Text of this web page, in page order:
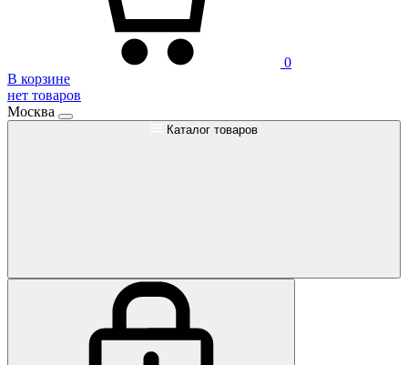
0
В корзине
нет товаров
Москва
Каталог товаров